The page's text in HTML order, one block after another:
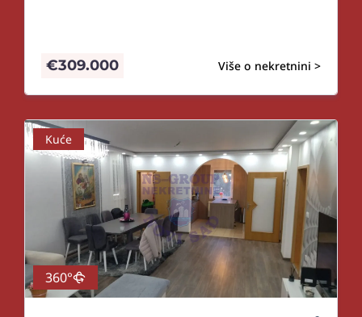
Više o nekretnini >
€309.000
Kuće
360°